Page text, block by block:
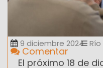
9 diciembre 2024
Comentar
El próximo 18 de